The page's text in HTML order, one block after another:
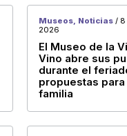
Museos, Noticias/ 8
2026
El Museo de la
Vino abre sus
durante el
propuestas para
familia